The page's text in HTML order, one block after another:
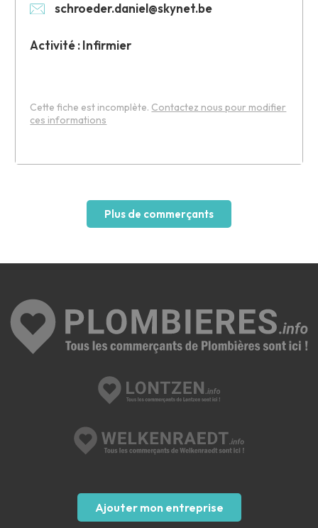
schroeder.daniel@skynet.be
Activité : Infirmier
Cette fiche est incomplète. Contactez nous pour modifier
ces informations
Plus de commerçants
Ajouter mon entreprise